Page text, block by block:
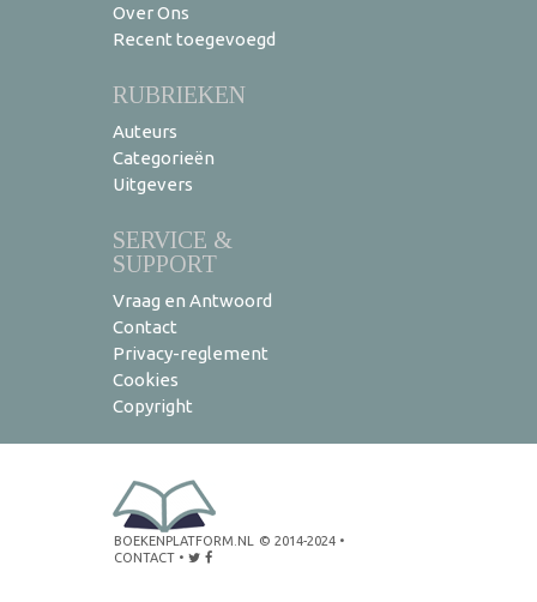
Over Ons
Recent toegevoegd
RUBRIEKEN
Auteurs
Categorieën
Uitgevers
SERVICE &
SUPPORT
Vraag en Antwoord
Contact
Privacy-reglement
Cookies
Copyright
BOEKENPLATFORM.NL © 2014-2024 •
CONTACT •